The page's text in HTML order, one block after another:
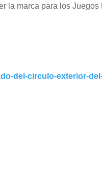
la marca para los
del-circulo-exterior-